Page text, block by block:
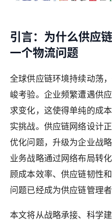
引言：为什么供应
一个物流问题
全球供应链环境持续动荡
峻考验。企业频繁遭遇供
求变化，这使得单纯的成
实挑战。供应链网络设计
优化问题，升级为企业战
业务战略通过网络布局转
顾成本效率、供应链韧性
问题已经成为供应链管理
本文将从战略承接、科学